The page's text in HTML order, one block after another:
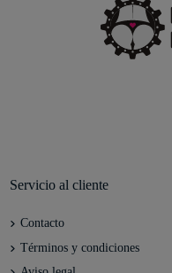
Servicio al cliente
Contacto
Términos y condiciones